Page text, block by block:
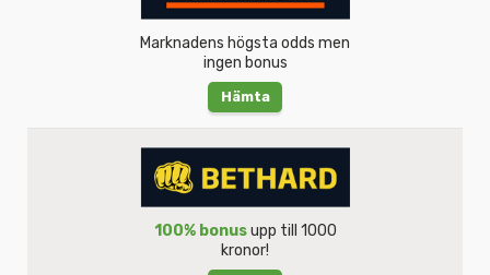
Marknadens högsta odds men
ingen bonus
Hämta
100% bonusupp till 1000
kronor!